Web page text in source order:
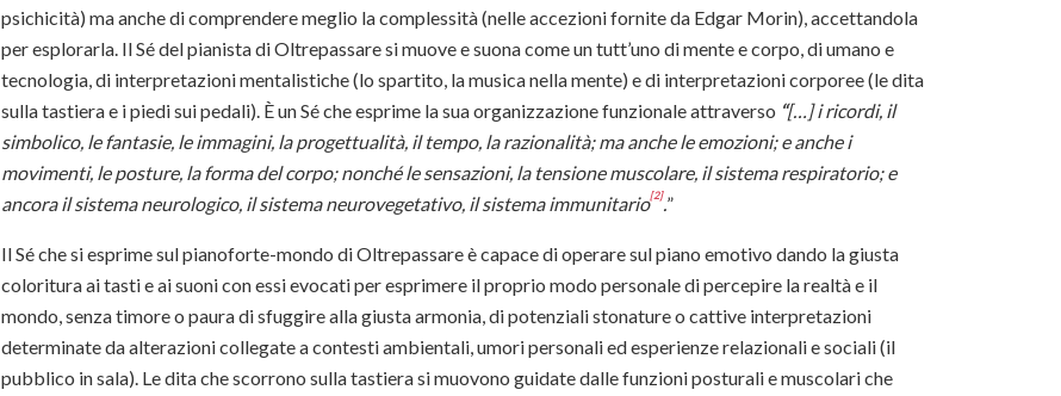
psichicità) ma anche di comprendere meglio la complessità (nelle accezioni fornite da Edgar Morin), accettandola
per esplorarla. Il Sé del pianista di Oltrepassare si muove e suona come un tutt’uno di mente e corpo, di umano e
tecnologia, di interpretazioni mentalistiche (lo spartito, la musica nella mente) e di interpretazioni corporee (le dita
sulla tastiera e i piedi sui pedali). È un Sé che esprime la sua organizzazione funzionale attraverso “[…] i ricordi, il
simbolico, le fantasie, le immagini, la progettualità, il tempo, la razionalità; ma anche le emozioni; e anche i
movimenti, le posture, la forma del corpo; nonché le sensazioni, la tensione muscolare, il sistema respiratorio; e
ancora il sistema neurologico, il sistema neurovegetativo, il sistema immunitario[2].”
Il Sé che si esprime sul pianoforte-mondo di Oltrepassare è capace di operare sul piano emotivo dando la giusta
coloritura ai tasti e ai suoni con essi evocati per esprimere il proprio modo personale di percepire la realtà e il
mondo, senza timore o paura di sfuggire alla giusta armonia, di potenziali stonature o cattive interpretazioni
determinate da alterazioni collegate a contesti ambientali, umori personali ed esperienze relazionali e sociali (il
pubblico in sala). Le dita che scorrono sulla tastiera si muovono guidate dalle funzioni posturali e muscolari che